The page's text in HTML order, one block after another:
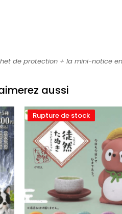
de protection + la mini-notice
aussi
Rupture de stock